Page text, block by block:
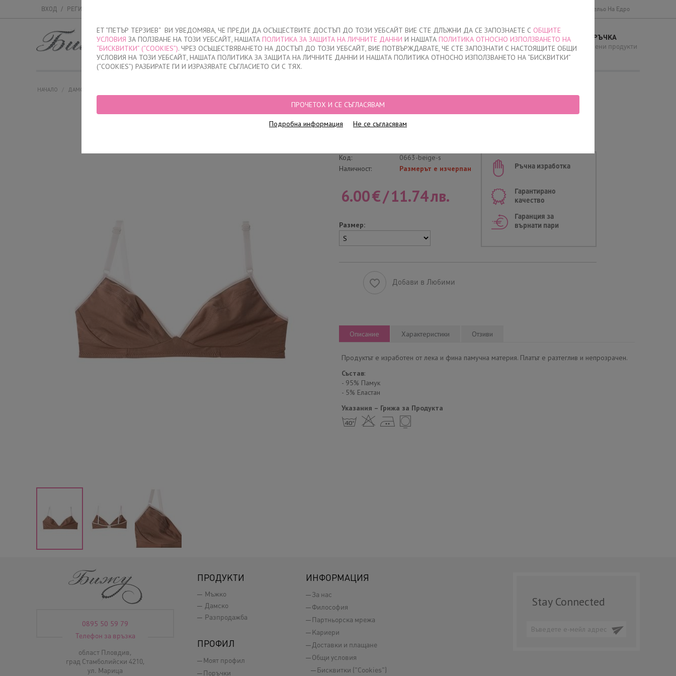
ET “ПЕТЪР ТЕРЗИЕВ“ ВИ УВЕДОМЯВА, ЧЕ ПРЕДИ ДА ОСЪЩЕСТВИТЕ ДОСТЪП ДО ТОЗИ УЕБСАЙТ ВИЕ СТЕ ДЛЪЖНИ ДА СЕ ЗАПОЗНАЕТЕ С ОБЩИТЕ
УСЛОВИЯ ЗА ПОЛЗВАНЕ НА ТОЗИ УЕБСАЙТ, НАШАТА ПОЛИТИКА ЗА ЗАЩИТА НА ЛИЧНИТЕ ДАННИ И НАШАТА ПОЛИТИКА ОТНОСНО ИЗПОЛЗВАНЕТО НА
“БИСКВИТКИ” (“COOKIES”). ЧРЕЗ ОСЪЩЕСТВЯВАНЕТО НА ДОСТЪП ДО ТОЗИ УЕБСАЙТ, ВИЕ ПОТВЪРЖДАВАТЕ, ЧЕ СТЕ ЗАПОЗНАТИ С НАСТОЯЩИТЕ ОБЩИ
УСЛОВИЯ НА ТОЗИ УЕБСАЙТ, НАШАТА ПОЛИТИКА ЗА ЗАЩИТА НА ЛИЧНИТЕ ДАННИ И НАШАТА ПОЛИТИКА ОТНОСНО ИЗПОЛЗВАНЕТО НА “БИСКВИТКИ”
(“COOKIES”) РАЗБИРАТЕ ГИ И ИЗРАЗЯВАТЕ СЪГЛАСИЕТО СИ С ТЯХ.
ПРОЧЕТОХ И СЕ СЪГЛАСЯВАМ
Подробна информация Не се съгласявам
ВХОД / РЕГИСТРАЦИЯ Бельо На Едро
МЪЖКО ДАМСКО ДЕТСКО НАМАЛЕНИЯ КЪДЕ ДА КУПЯ КОНТАКТИ
МОЯТА ПОРЪЧКА
няма добавени продукти
НАЧАЛО / ДАМСКО
Бюстие Твърди чашки, 0663, Бежови
Ръчна изработка
Гарантирано
качество
Гаранция за
върнати пари
Код:
0663-beige-s
Наличност:
Размерът е изчерпан
6.00€/11.74лв.
Размер:
Добави в Любими
Описание Характеристики Отзиви
Продуктът е изработен от лека и фина памучна материя. Платът е разтеглив и непрозрачен.
Състав:
- 95% Памук
- 5% Еластан
Указания – Грижа за Продукта
h H E Y
0895 50 59 79
Телефон за връзка
област Пловдив,
град Стамболийски 4210,
ул. Марица
ПРОДУКТИ
Мъжко
Дамско
Разпродажба
ПРОФИЛ
Моят профил
Поръчки
Stay Connected
ИНФОРМАЦИЯ
За нас
Философия
Партньорска мрежа
Кариери
Доставки и плащане
Общи условия
Бисквитки ("Cookies")